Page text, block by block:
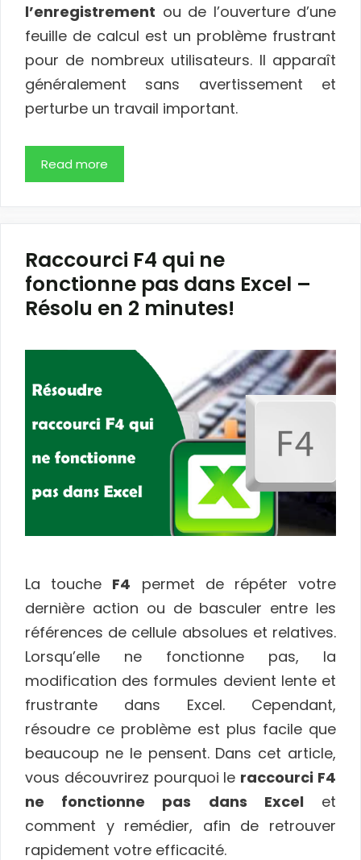
l’enregistrement ou de l’ouverture d’une
feuille de calcul est un problème frustrant
pour de nombreux utilisateurs. Il apparaît
généralement sans avertissement et
perturbe un travail important.
Read more
Raccourci F4 qui ne
fonctionne pas dans Excel –
Résolu en 2 minutes!
La touche F4 permet de répéter votre
dernière action ou de basculer entre les
références de cellule absolues et relatives.
Lorsqu’elle ne fonctionne pas, la
modification des formules devient lente et
frustrante dans Excel. Cependant,
résoudre ce problème est plus facile que
beaucoup ne le pensent. Dans cet article,
vous découvrirez pourquoi le raccourci F4
ne fonctionne pas dans Excelet
comment y remédier, afin de retrouver
rapidement votre efficacité.